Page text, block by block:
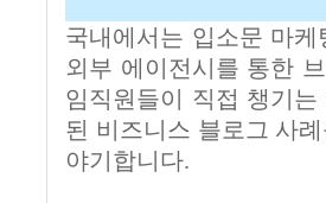
국내에서는 입소문 마
외부 에이전시를 통한
임직원들이 직접 챙기
된 비즈니스 블로그 사
야기합니다.